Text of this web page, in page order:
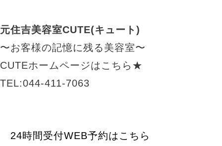
元住吉美容室CUTE(キュート)
〜お客様の記憶に残る美容室〜
CUTEホームページはこちら★
TEL:044-411-7063
24時間受付WEB予約はこちら